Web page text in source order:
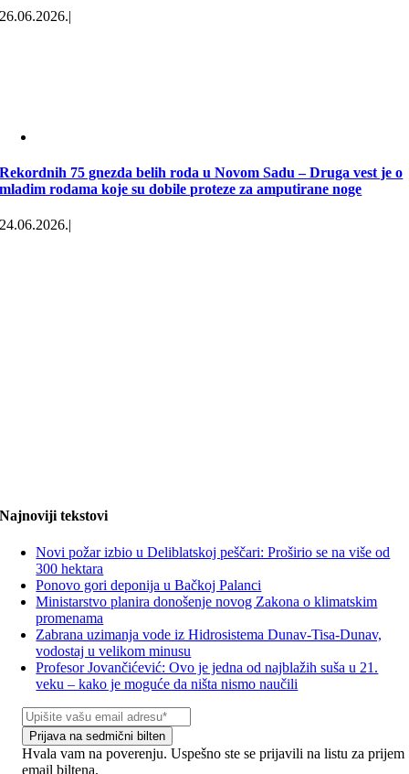
26.06.2026.|
Rekordnih 75 gnezda belih roda u Novom Sadu – Druga vest je o
mladim rodama koje su dobile proteze za amputirane noge
24.06.2026.|
Najnoviji tekstovi
Novi požar izbio u Deliblatskoj peščari: Proširio se na više od
300 hektara
Ponovo gori deponija u Bačkoj Palanci
Ministarstvo planira donošenje novog Zakona o klimatskim
promenama
Zabrana uzimanja vode iz Hidrosistema Dunav-Tisa-Dunav,
vodostaj u velikom minusu
Profesor Jovančićević: Ovo je jedna od najblažih suša u 21.
veku – kako je moguće da ništa nismo naučili
Prijava na sedmični bilten
Hvala vam na poverenju. Uspešno ste se prijavili na listu za prijem
email biltena.